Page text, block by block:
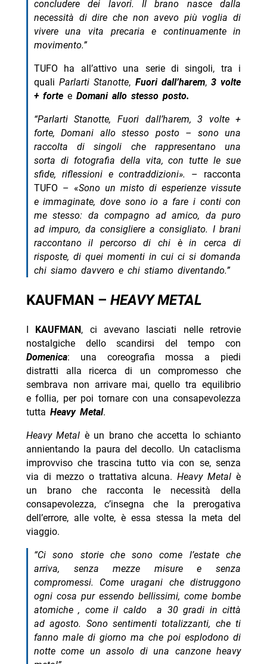
concludere dei lavori. Il brano nasce dalla
necessità di dire che non avevo più voglia di
vivere una vita precaria e continuamente in
movimento.”
TUFO ha all’attivo una serie di singoli, tra i
qualiParlarti Stanotte, Fuori dall’harem, 3 volte
+ fortee Domani allo stesso posto.
“Parlarti Stanotte, Fuori dall’harem, 3 volte +
forte, Domani allo stesso posto – sono una
raccolta di singoli che rappresentano una
sorta di fotografia della vita, con tutte le sue
sfide, riflessioni e contraddizioni». – racconta
TUFO – «Sono un misto di esperienze vissute
e immaginate, dove sono io a fare i conti con
me stesso: da compagno ad amico, da puro
ad impuro, da consigliere a consigliato. I brani
raccontano il percorso di chi è in cerca di
risposte, di quei momenti in cui ci si domanda
chi siamo davvero e chi stiamo diventando.”
KAUFMAN – HEAVY METAL
I KAUFMAN, ci avevano lasciati nelle retrovie
nostalgiche dello scandirsi del tempo con
Domenica: una coreografia mossa a piedi
distratti alla ricerca di un compromesso che
sembrava non arrivare mai, quello tra equilibrio
e follia, per poi tornare con una consapevolezza
tutta Heavy Metal.
Heavy Metal è un brano che accetta lo schianto
annientando la paura del decollo. Un cataclisma
improvviso che trascina tutto via con se, senza
via di mezzo o trattativa alcuna.Heavy Metal è
un brano che racconta le necessità della
consapevolezza, c’insegna che la prerogativa
dell’errore, alle volte, è essa stessa la meta del
viaggio.
“Ci sono storie che sono come l’estate che
arriva, senza mezze misure e senza
compromessi. Come uragani che distruggono
ogni cosa pur essendo bellissimi, come bombe
atomiche , come il caldo a 30 gradi in città
ad agosto. Sono sentimenti totalizzanti, che ti
fanno male di giorno ma che poi esplodono di
notte come un assolo di una canzone heavy